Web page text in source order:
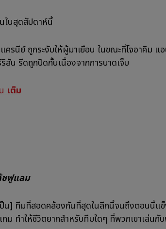
ในสุดสัปดาห์นี้
ครนีย์ ถูกระงับให้ผู้มาเยือน ในขณะที่โจอาคิม แ
สัน รีดถูกปิดกั้นเนื่องจากการบาดเจ็บ
เต็ม
ชฟูแลม
ป็น] ทีมที่สอดคล้องกันที่สุดในลีกนี้จนถึงตอนนี้แ
กม ทำให้ชีวิตยากสำหรับทีมใดๆ ที่พวกเขาเล่นกั